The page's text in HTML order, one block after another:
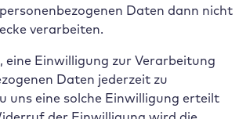
Daten dann nicht
verarbeiten.
eine Einwilligung zur Verarbeitung
Daten jederzeit zu
uns eine solche Einwilligung erteilt